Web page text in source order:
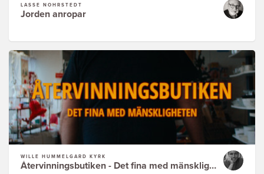
LASSE NOHRSTEDT
Jorden anropar
WILLE HUMMELGÅRD KYRK
Återvinningsbutiken - Det fina med mänskligheten